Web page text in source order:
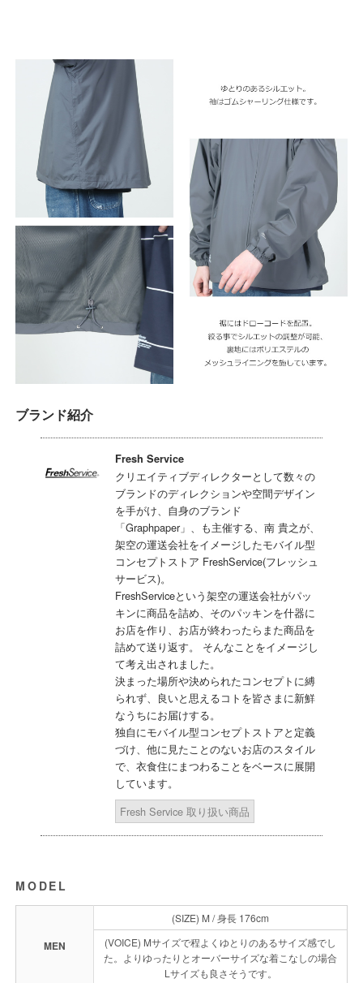
ブランド紹介
Fresh Service
クリエイティブディレクターとして数々の
ブランドのディレクションや空間デザイン
を手がけ、自身のブランド
「Graphpaper」、も主催する、南 貴之が、
架空の運送会社をイメージしたモバイル型
コンセプトストア FreshService(フレッシュ
サービス)。
FreshServiceという架空の運送会社がパッ
キンに商品を詰め、そのパッキンを什器に
お店を作り、お店が終わったらまた商品を
詰めて送り返す。 そんなことをイメージし
て考え出されました。
決まった場所や決められたコンセプトに縛
られず、良いと思えるコトを皆さまに新鮮
なうちにお届けする。
独自にモバイル型コンセプトストアと定義
づけ、他に見たことのないお店のスタイル
で、衣食住にまつわることをベースに展開
しています。
Fresh Service 取り扱い商品
MODEL
MEN
(SIZE) M / 身長 176cm
(VOICE) Mサイズで程よくゆとりのあるサイズ感でし
た。よりゆったりとオーバーサイズな着こなしの場合
Lサイズも良さそうです。